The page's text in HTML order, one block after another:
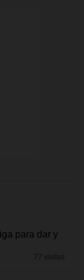
para dar y
77 visitas